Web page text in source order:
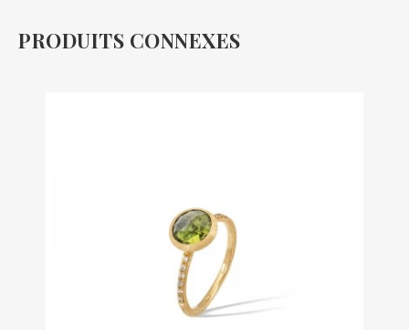
PRODUITS CONNEXES